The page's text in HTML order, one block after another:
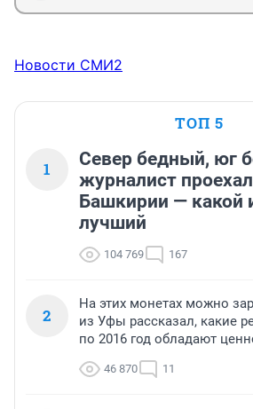
Новости СМИ2
ТОП 5
1
Север бедный, юг
журналист
Башкирии — какой
лучший
104 769 167
2
На этих монетах можно
из Уфы рассказал, какие
по 2016 год обладают
46 870 11